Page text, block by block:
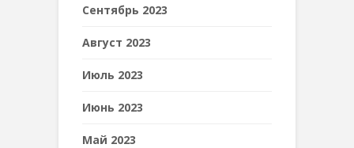
Сентябрь 2023
Август 2023
Июль 2023
Июнь 2023
Май 2023